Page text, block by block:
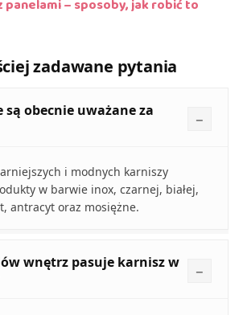
panelami – sposoby, jak robić to
zadawane pytania
są obecnie uważane za
i modnych karniszy
w barwie inox, czarnej, białej,
antracyt oraz mosiężne.
wnętrz pasuje karnisz w